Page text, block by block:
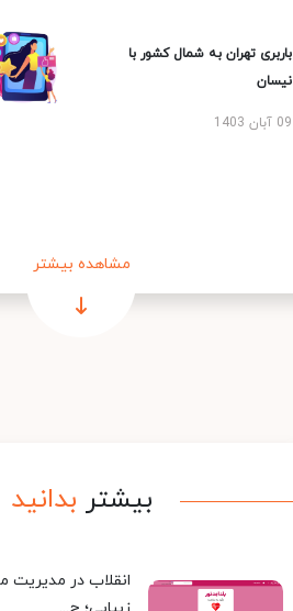
باربری تهران به شمال کشور با
نیسان
09 آبان 1403
مشاهده بیشتر
بیشتر بدانید
انقلاب در مدیریت